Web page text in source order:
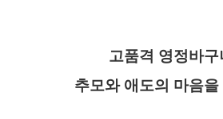
고품격 영정바구
추모와 애도의 마음을